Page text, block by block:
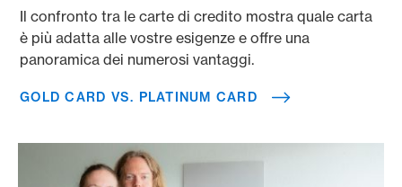
Il confronto tra le carte di credito mostra quale carta
è più adatta alle vostre esigenze e offre una
panoramica dei numerosi vantaggi.
GOLD CARD VS. PLATINUM CARD